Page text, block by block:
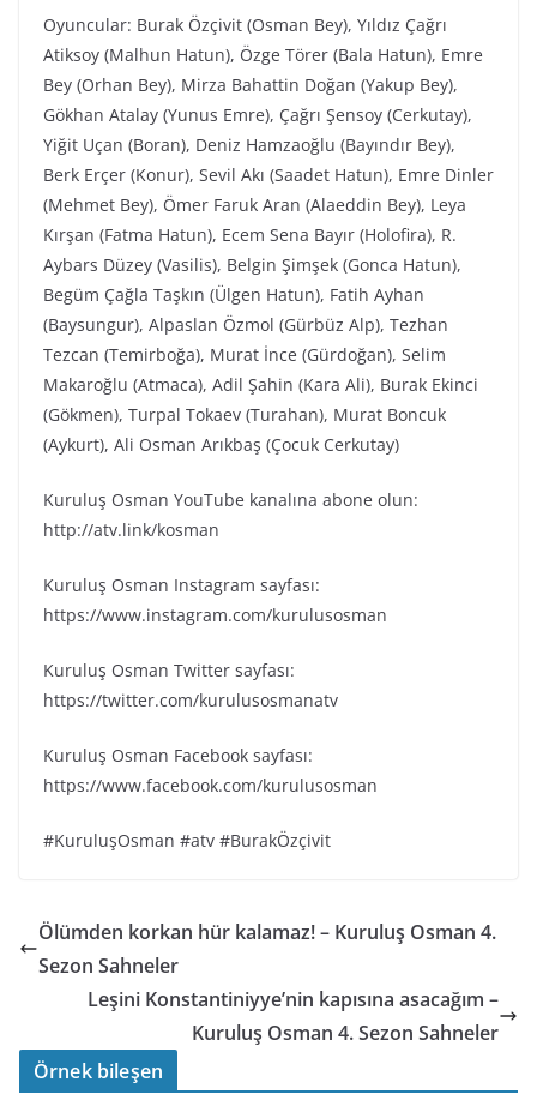
Oyuncular: Burak Özçivit (Osman Bey), Yıldız Çağrı
Atiksoy (Malhun Hatun), Özge Törer (Bala Hatun), Emre
Bey (Orhan Bey), Mirza Bahattin Doğan (Yakup Bey),
Gökhan Atalay (Yunus Emre), Çağrı Şensoy (Cerkutay),
Yiğit Uçan (Boran), Deniz Hamzaoğlu (Bayındır Bey),
Berk Erçer (Konur), Sevil Akı (Saadet Hatun), Emre Dinler
(Mehmet Bey), Ömer Faruk Aran (Alaeddin Bey), Leya
Kırşan (Fatma Hatun), Ecem Sena Bayır (Holofira), R.
Aybars Düzey (Vasilis), Belgin Şimşek (Gonca Hatun),
Begüm Çağla Taşkın (Ülgen Hatun), Fatih Ayhan
(Baysungur), Alpaslan Özmol (Gürbüz Alp), Tezhan
Tezcan (Temirboğa), Murat İnce (Gürdoğan), Selim
Makaroğlu (Atmaca), Adil Şahin (Kara Ali), Burak Ekinci
(Gökmen), Turpal Tokaev (Turahan), Murat Boncuk
(Aykurt), Ali Osman Arıkbaş (Çocuk Cerkutay)
Kuruluş Osman YouTube kanalına abone olun:
http://atv.link/kosman
Kuruluş Osman Instagram sayfası:
https://www.instagram.com/kurulusosman
Kuruluş Osman Twitter sayfası:
https://twitter.com/kurulusosmanatv
Kuruluş Osman Facebook sayfası:
https://www.facebook.com/kurulusosman
#KuruluşOsman #atv #BurakÖzçivit
Ölümden korkan hür kalamaz! – Kuruluş Osman 4.
Sezon Sahneler
Leşini Konstantiniyye’nin kapısına asacağım –
Kuruluş Osman 4. Sezon Sahneler
Örnek bileşen